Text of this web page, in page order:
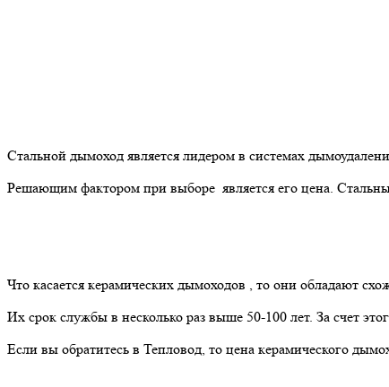
Стальной дымоход является лидером в системах
Решающим фактором при выборе является его цена.
Что касается керамических дымоходов , то они обладают
Их срок службы в несколько раз выше 50-100 лет. За счет
Если вы обратитесь в Тепловод, то цена керамического